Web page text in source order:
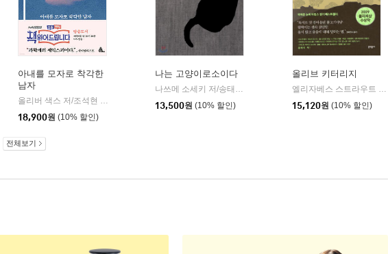
아내를 모자로 착각한
남자
올리버 색스 저/조석현 역
18,900원 (10% 할인)
나는 고양이로소이다
나쓰메 소세키 저/송태욱 역
13,500원 (10% 할인)
올리브 키터리지
엘리자베스 스트라우트 저/권상미 역
15,120원 (10% 할인)
전체보기